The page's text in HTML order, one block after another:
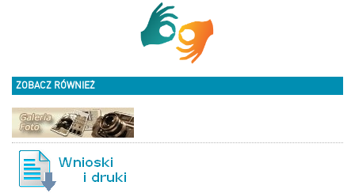
ZOBACZ RÓWNIEŻ